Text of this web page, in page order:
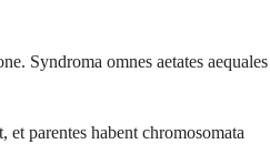
Syndroma omnes aetates aequales
parentes habent chromosomata